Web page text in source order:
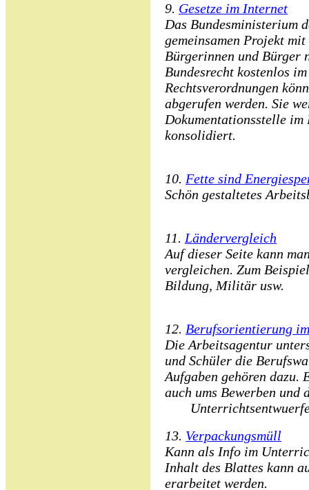
9. Gesetze im Internet
Das Bundesministerium
gemeinsamen Projekt
Bürgerinnen und Bürger
Bundesrecht kostenlos
Rechtsverordnungen
abgerufen werden. Sie
Dokumentationsstelle
konsolidiert.
10. Fette sind
Schön gestaltetes
11. Ländervergleich
Auf dieser Seite kann
vergleichen. Zum
Bildung, Militär usw.
12. Berufsorientierung
Die Arbeitsagentur
und Schüler die
Aufgaben gehören dazu.
auch ums Bewerben und
13. Verpackungsmüll
Kann als Info im
Inhalt des Blattes kann
erarbeitet werden.